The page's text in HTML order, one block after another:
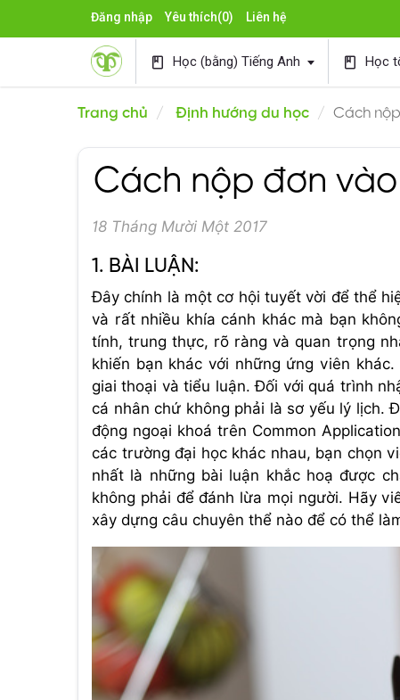
Đăng nhập Yêu thích(0) Liên hệ
book Học (bằng) Tiếng Anh book Học
Trang chủ Định hướng du học Cách
Cách nộp đơn
18 Tháng Mười Một 2017
1. BÀI LUẬN:
Đây chính là một cơ hội tuyết vời để thể
và rất nhiều khía cánh khác mà bạn
tính, trung thực, rõ ràng và quan trọng
khiến bạn khác với những ứng viên
giai thoại và tiểu luận. Đối với quá trình
cá nhân chứ không phải là sơ yếu lý lịch.
động ngoại khoá trên Common
các trường đại học khác nhau, bạn chọn
nhất là những bài luận khắc hoạ được
không phải để đánh lừa mọi người. Hãy
xây dựng câu chuyên thể nào để có thể